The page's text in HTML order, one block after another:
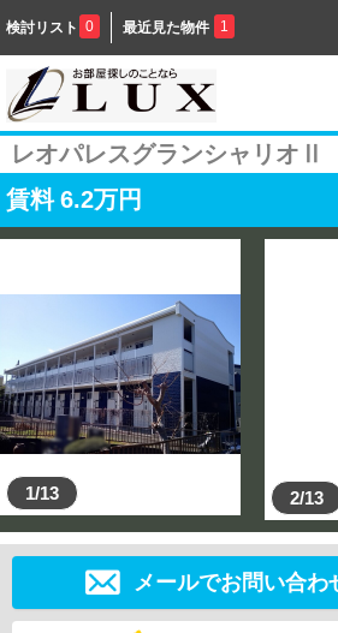
検討リスト 0 最近見た物件 1
レオパレスグランシャリオⅡ
賃料 6.2万円
1/13 2/13
メールでお問い合わ